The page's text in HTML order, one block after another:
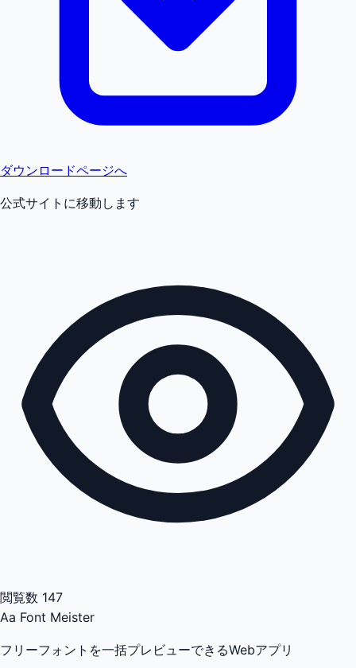
ダウンロードページへ
公式サイトに移動します
閲覧数 147
Aa Font Meister
フリーフォントを一括プレビューできるWebアプリ